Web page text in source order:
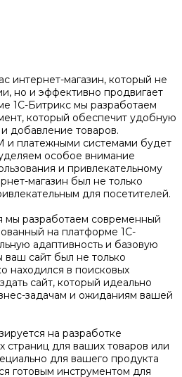
интернет-магазин, который не
но и эффективно продвигает
1С-Битрикс мы разработаем
который обеспечит удобную
добавление товаров.
и платежными системами будет
особое внимание
и привлекательному
магазин был не только
для посетителей.
мы разработаем современный
на платформе 1С-
адаптивность и базовую
сайт был не только
находился в поисковых
сайт, который идеально
задачам и ожиданиям вашей
на разработке
страниц для ваших товаров или
для вашего продукта
готовым инструментом для